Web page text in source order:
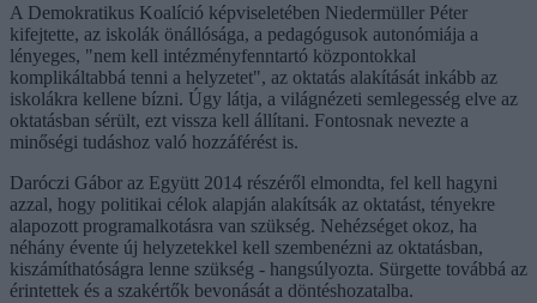
A Demokratikus Koalíció képviseletében Niedermüller Péter
kifejtette, az iskolák önállósága, a pedagógusok autonómiája a
lényeges, "nem kell intézményfenntartó központokkal
komplikáltabbá tenni a helyzetet", az oktatás alakítását inkább az
iskolákra kellene bízni. Úgy látja, a világnézeti semlegesség elve az
oktatásban sérült, ezt vissza kell állítani. Fontosnak nevezte a
minőségi tudáshoz való hozzáférést is.
Daróczi Gábor az Együtt 2014 részéről elmondta, fel kell hagyni
azzal, hogy politikai célok alapján alakítsák az oktatást, tényekre
alapozott programalkotásra van szükség. Nehézséget okoz, ha
néhány évente új helyzetekkel kell szembenézni az oktatásban,
kiszámíthatóságra lenne szükség - hangsúlyozta. Sürgette továbbá az
érintettek és a szakértők bevonását a döntéshozatalba.